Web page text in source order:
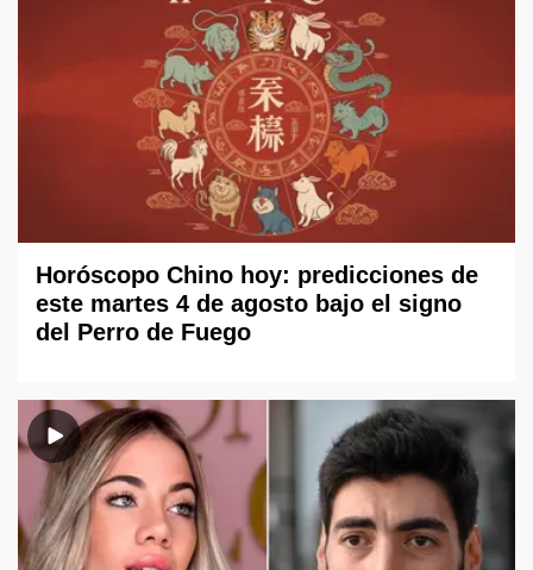
Horóscopo Chino hoy: predicciones de
este martes 4 de agosto bajo el signo
del Perro de Fuego